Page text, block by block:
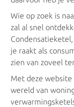
Wie op zoek is
zal al snel
je raakt als
zien van zoveel
Met deze
wereld van